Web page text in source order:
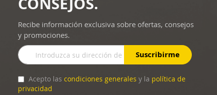
Recibe información exclusiva sobre ofertas, consejos
y promociones.
Inscríbase
a
boletín
de
Suscribirme
Acepto lascondiciones generales y la política de
privacidad